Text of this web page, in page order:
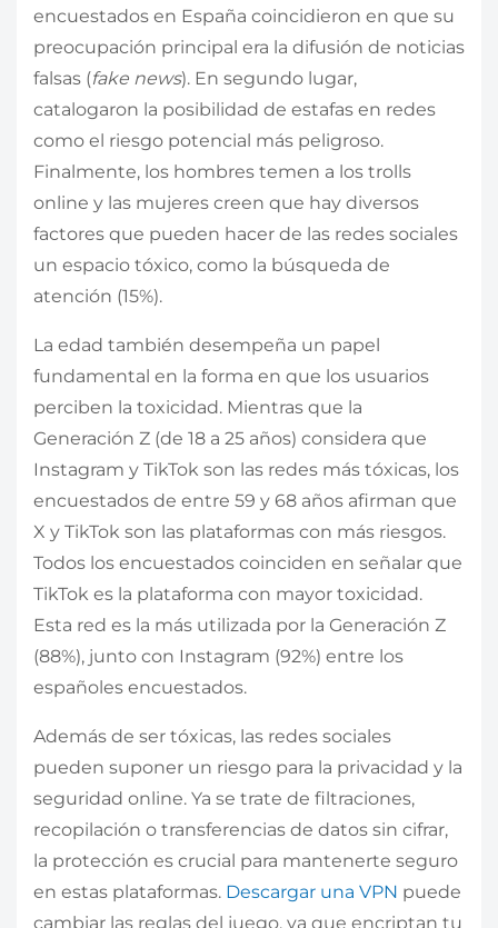
encuestados en España coincidieron en que su
preocupación principal era la difusión de noticias
falsas (fake news). En segundo lugar,
catalogaron la posibilidad de estafas en redes
como el riesgo potencial más peligroso.
Finalmente, los hombres temen a los trolls
online y las mujeres creen que hay diversos
factores que pueden hacer de las redes sociales
un espacio tóxico, como la búsqueda de
atención (15%).
La edad también desempeña un papel
fundamental en la forma en que los usuarios
perciben la toxicidad. Mientras que la
Generación Z (de 18 a 25 años) considera que
Instagram y TikTok son las redes más tóxicas, los
encuestados de entre 59 y 68 años afirman que
X y TikTok son las plataformas con más riesgos.
Todos los encuestados coinciden en señalar que
TikTok es la plataforma con mayor toxicidad.
Esta red es la más utilizada por la Generación Z
(88%), junto con Instagram (92%) entre los
españoles encuestados.
Además de ser tóxicas, las redes sociales
pueden suponer un riesgo para la privacidad y la
seguridad online. Ya se trate de filtraciones,
recopilación o transferencias de datos sin cifrar,
la protección es crucial para mantenerte seguro
en estas plataformas. Descargar una VPN puede
cambiar las reglas del juego, ya que encriptan tu